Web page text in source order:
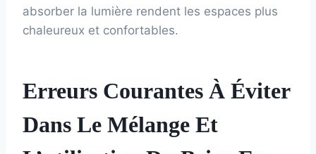
absorber la lumière rendent les espaces plus
chaleureux et confortables.
Erreurs Courantes À Éviter
Dans Le Mélange Et